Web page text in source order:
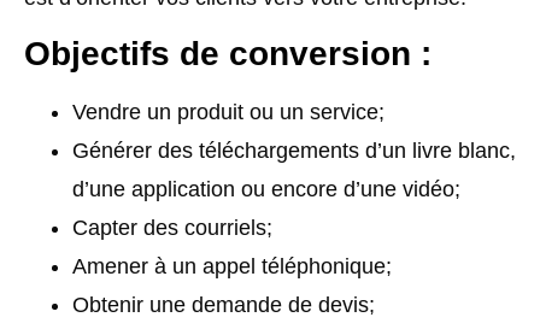
Objectifs de conversion :
Vendre un produit ou un service;
Générer des téléchargements d’un livre blanc,
d’une application ou encore d’une vidéo;
Capter des courriels;
Amener à un appel téléphonique;
Obtenir une demande de devis;